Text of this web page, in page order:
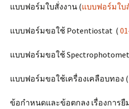
แบบฟอร์มใบสั่งงาน (แบบฟอร์มใบ
แบบฟอร์มขอใช้ Potentiostat (
แบบฟอร์มขอใช้
แบบฟอร์มขอใช้เครื่องเคลือบทอง (
ข้อกำหนดและข้อตกลง เรื่องการ